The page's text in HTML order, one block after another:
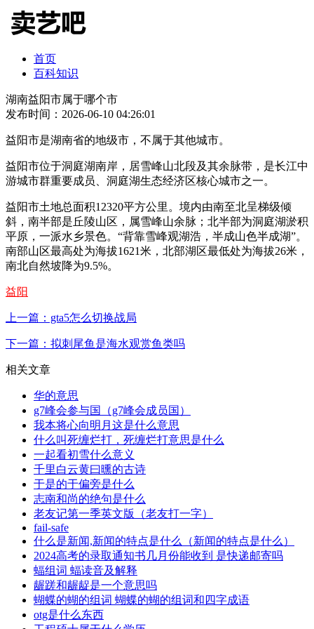
首页
百科知识
湖南益阳市属于哪个市
发布时间：2026-06-10 04:26:01
益阳市是湖南省的地级市，不属于其他城市。
益阳市位于洞庭湖南岸，居雪峰山北段及其余脉带，是长江中
游城市群重要成员、洞庭湖生态经济区核心城市之一。
益阳市土地总面积12320平方公里。境内由南至北呈梯级倾
斜，南半部是丘陵山区，属雪峰山余脉；北半部为洞庭湖淤积
平原，一派水乡景色。“背靠雪峰观湖浩，半成山色半成湖”。
南部山区最高处为海拔1621米，北部湖区最低处为海拔26米，
南北自然坡降为9.5%。
益阳
上一篇：gta5怎么切换战局
下一篇：拟刺尾鱼是海水观赏鱼类吗
相关文章
华的意思
g7峰会参与国（g7峰会成员国）
我本将心向明月这是什么意思
什么叫死缠烂打，死缠烂打意思是什么
一起看初雪什么意义
千里白云黄曰曛的古诗
于是的于偏旁是什么
志南和尚的绝句是什么
老友记第一季英文版（老友打一字）
fail-safe
什么是新闻,新闻的特点是什么（新闻的特点是什么）
2024高考的录取通知书几月份能收到 是快递邮寄吗
蝠组词 蝠读音及解释
龌蹉和龌龊是一个意思吗
蝴蝶的蝴的组词 蝴蝶的蝴的组词和四字成语
otg是什么东西